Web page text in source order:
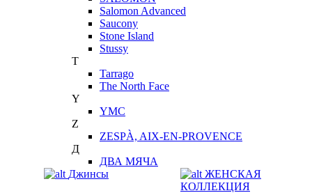
Salomon Advanced
Saucony
Stone Island
Stussy
T
Tarrago
The North Face
Y
YMC
Z
ZESPÀ, AIX-EN-PROVENCE
Д
ДВА МЯЧА
Джинсы
ЖЕНСКАЯ
КОЛЛЕКЦИЯ